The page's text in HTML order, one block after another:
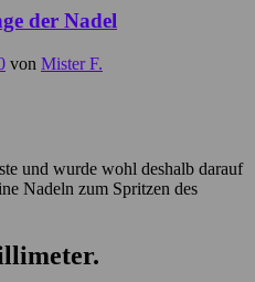
der Nadel
von Mister F.
und wurde wohl deshalb darauf
Nadeln zum Spritzen des